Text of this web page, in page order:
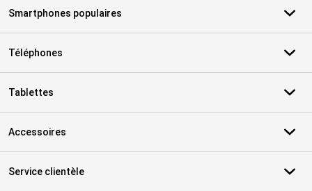
Smartphones populaires
Téléphones
Tablettes
Accessoires
Service clientèle